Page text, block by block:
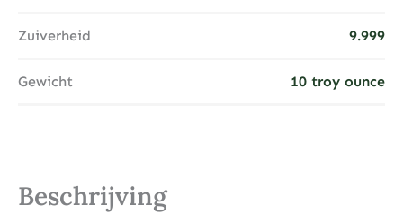
Zuiverheid 9.999
Gewicht 10 troy ounce
Beschrijving